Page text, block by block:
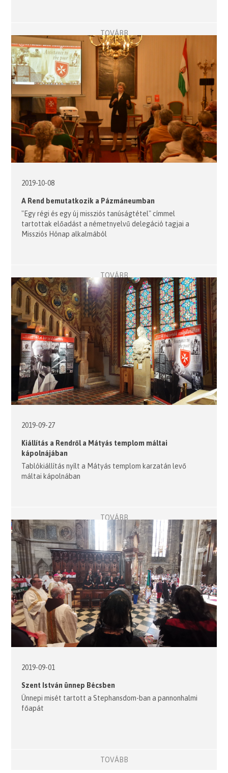
TOVÁBB
2019-10-08
A Rend bemutatkozik a Pázmáneumban
"Egy régi és egy új missziós tanúságtétel" címmel
tartottak előadást a németnyelvű delegáció tagjai a
Missziós Hónap alkalmából
TOVÁBB
2019-09-27
Kiállítás a Rendről a Mátyás templom máltai
kápolnájában
Tablókiállítás nyílt a Mátyás templom karzatán levő
máltai kápolnában
TOVÁBB
2019-09-01
Szent István ünnep Bécsben
Ünnepi misét tartott a Stephansdom-ban a pannonhalmi
főapát
TOVÁBB